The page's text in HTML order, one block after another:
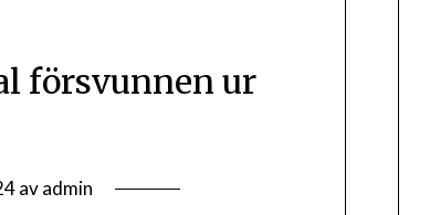
försvunnen ur
avadmin